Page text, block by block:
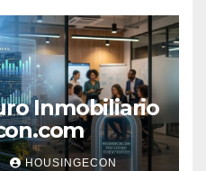
Inmobiliario
HOUSINGECON